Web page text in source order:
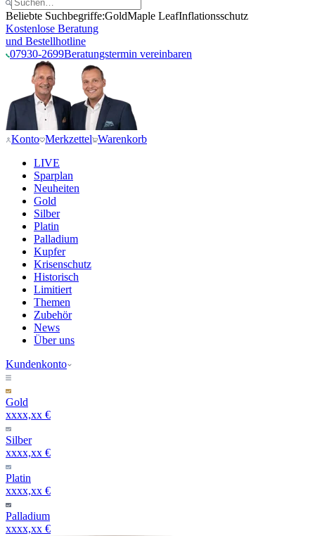
Beliebte Suchbegriffe:GoldMaple LeafInflationsschutz
Kostenlose Beratung
und Bestellhotline
07930-2699Beratungstermin vereinbaren
Konto Merkzettel Warenkorb
LIVE
Sparplan
Neuheiten
Gold
Silber
Platin
Palladium
Kupfer
Krisenschutz
Historisch
Limitiert
Themen
Zubehör
News
Über uns
Kundenkonto
Gold
xxxx,xx €
Silber
xxxx,xx €
Platin
xxxx,xx €
Palladium
xxxx,xx €